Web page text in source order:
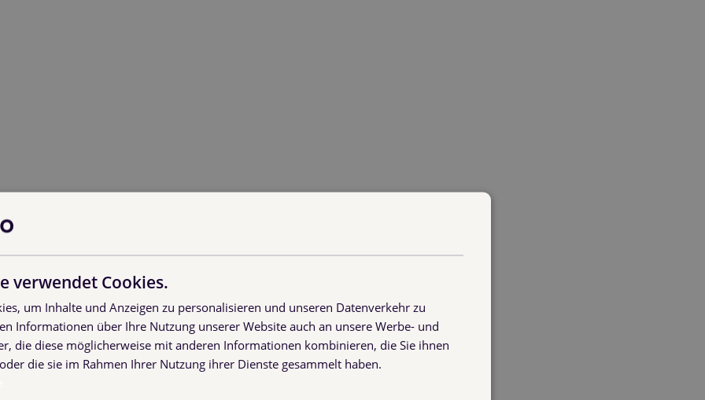
millions of pallets, containers and racks? And do you manually reconcile bookings and account
month?
verwendet Cookies.
um Inhalte und Anzeigen zu personalisieren und unseren Datenverkehr zu
Informationen über Ihre Nutzung unserer Website auch an unsere Werbe- und
die diese möglicherweise mit anderen Informationen kombinieren, die Sie ihnen
die sie im Rahmen Ihrer Nutzung ihrer Dienste gesammelt haben.